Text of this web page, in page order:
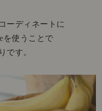
ーディネートに
を使うことで
です。